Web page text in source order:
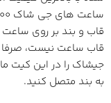
قاب و بند بر روی ساعت
قاب ساعت نیست، صرفا
به بند متصل کنید.